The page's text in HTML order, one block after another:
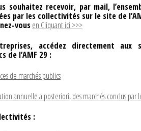
souhaitez recevoir, par mail,
par les collectivités sur le site de
vousen Cliquant ici >>>
accédez directement aux
de l’AMF 29 :
de marchés publics
annuelle a posteriori, des marchés conclus par
: